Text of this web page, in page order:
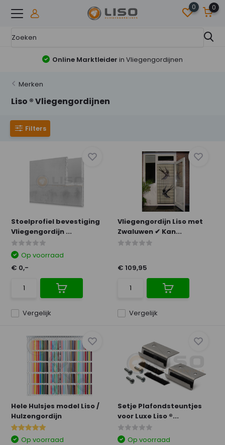
0 0
Online Marktleider in Vliegengordijnen
Merken
Liso ® Vliegengordijnen
Filters
Stoelprofiel bevestiging
Vliegengordijn ...
Vergelijk
Op voorraad
€ 0,-
Vliegengordijn Liso met
Zwaluwen ✔ Kan...
Vergelijk
€ 109,95
Hele Hulsjes model Liso /
Hulzengordijn
Op voorraad
Setje Plafondsteuntjes
voor Luxe Liso ®...
Op voorraad